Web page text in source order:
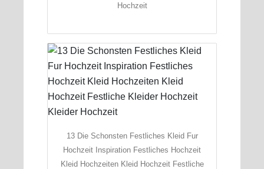
Hochzeit
13 Die Schonsten Festliches Kleid Fur
Hochzeit Inspiration Festliches Hochzeit
Kleid Hochzeiten Kleid Hochzeit Festliche